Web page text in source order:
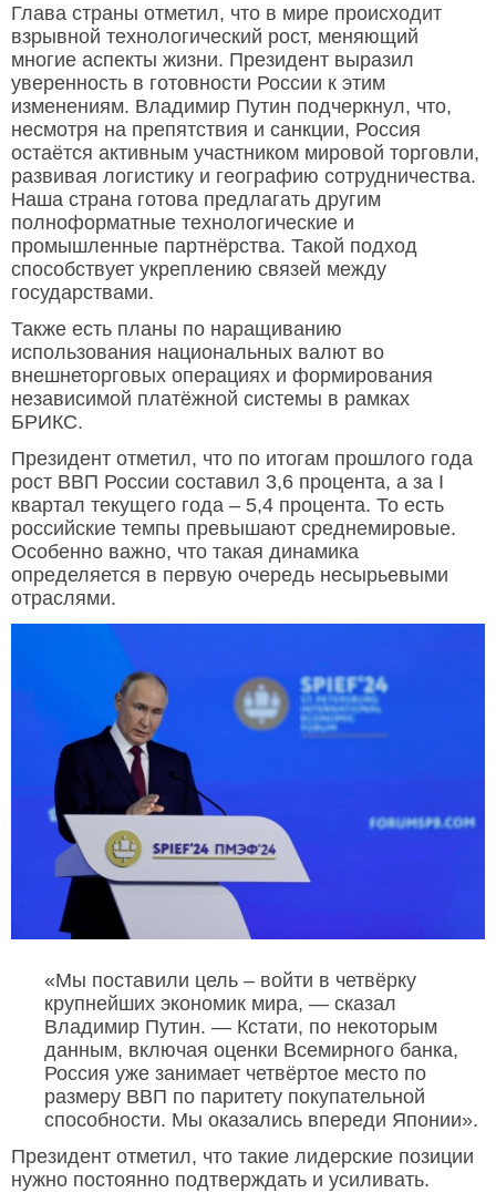
Глава страны отметил, что в мире происходит
взрывной технологический рост, меняющий
многие аспекты жизни. Президент выразил
уверенность в готовности России к этим
изменениям. Владимир Путин подчеркнул, что,
несмотря на препятствия и санкции, Россия
остаётся активным участником мировой торговли,
развивая логистику и географию сотрудничества.
Наша страна готова предлагать другим
полноформатные технологические и
промышленные партнёрства. Такой подход
способствует укреплению связей между
государствами.
Также есть планы по наращиванию
использования национальных валют во
внешнеторговых операциях и формирования
независимой платёжной системы в рамках
БРИКС.
Президент отметил, что по итогам прошлого года
рост ВВП России составил 3,6 процента, а за I
квартал текущего года – 5,4 процента. То есть
российские темпы превышают среднемировые.
Особенно важно, что такая динамика
определяется в первую очередь несырьевыми
отраслями.
«Мы поставили цель – войти в четвёрку
крупнейших экономик мира, — сказал
Владимир Путин. — Кстати, по некоторым
данным, включая оценки Всемирного банка,
Россия уже занимает четвёртое место по
размеру ВВП по паритету покупательной
способности. Мы оказались впереди Японии».
Президент отметил, что такие лидерские позиции
нужно постоянно подтверждать и усиливать.